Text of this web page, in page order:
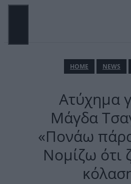
Μετάβαση
ΗΟΜΕ NEWS
Ατύχημα
Μάγδα
«Πονάω
Νομίζω ότι